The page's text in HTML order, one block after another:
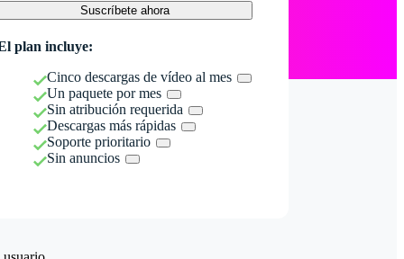
Suscríbete ahora
plan incluye:
Cinco descargas de vídeo al mes
Un paquete por mes
Sin atribución requerida
Descargas más rápidas
Soporte prioritario
Sin anuncios